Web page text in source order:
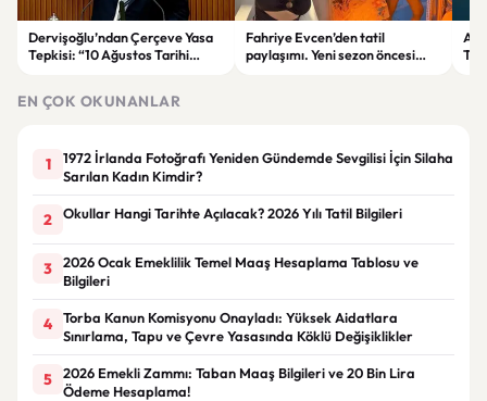
Dervişoğlu’ndan Çerçeve Yasa
Tepkisi: “10 Ağustos Tarihi
Fahriye Evcen’den tatil
paylaşımı. Yeni sezon öncesi
EN ÇOK OKUNANLAR
1
1972 İrlanda Fotoğrafı Yeniden Gündemde Sevgilisi İçin Silaha
Sarılan Kadın Kimdir?
2 Okullar Hangi Tarihte Açılacak? 2026 Yılı Tatil Bilgileri
3
2026 Ocak Emeklilik Temel Maaş Hesaplama Tablosu ve
Bilgileri
4
Torba Kanun Komisyonu Onayladı: Yüksek Aidatlara
Sınırlama, Tapu ve Çevre Yasasında Köklü Değişiklikler
5
2026 Emekli Zammı: Taban Maaş Bilgileri ve 20 Bin Lira
Ödeme Hesaplama!